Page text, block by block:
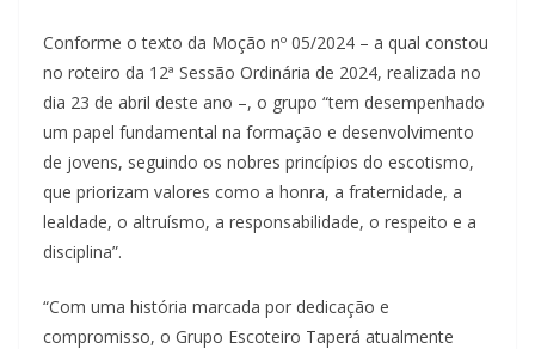
Conforme o texto da Moção nº 05/2024 – a qual constou
no roteiro da 12ª Sessão Ordinária de 2024, realizada no
dia 23 de abril deste ano –, o grupo “tem desempenhado
um papel fundamental na formação e desenvolvimento
de jovens, seguindo os nobres princípios do escotismo,
que priorizam valores como a honra, a fraternidade, a
lealdade, o altruísmo, a responsabilidade, o respeito e a
disciplina”.
“Com uma história marcada por dedicação e
compromisso, o Grupo Escoteiro Taperá atualmente